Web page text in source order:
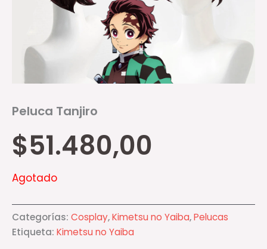
Peluca Tanjiro
$51.480,00
Agotado
Categorías: Cosplay,Kimetsu no Yaiba,Pelucas
Etiqueta: Kimetsu no Yaiba